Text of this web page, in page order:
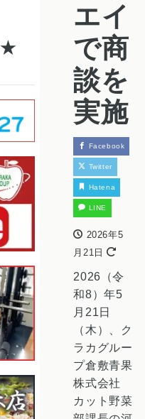
エイ
で商
談を
実施
Facebook
Twitter
Hatena
LINE
2026年5
月21日
2026（令
和8）年5
月21日
（木）、ク
ラカグルー
プ倉敷青果
株式会社
カット野菜